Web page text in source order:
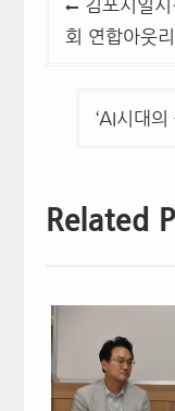
김포시일
회 연합아웃
‘AI시대
Related